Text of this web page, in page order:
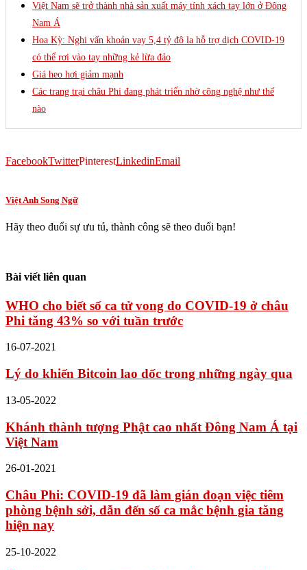
Việt Nam sẽ trở thành nhà sản xuất máy tính xách tay lớn ở Đông
Nam Á
Hoa Kỳ: Nghi vấn khoản vay 5,4 tỷ đô la hỗ trợ dịch COVID-19
có thể rơi vào tay những kẻ lừa đảo
Giá heo hơi giảm mạnh
Các trang trại châu Phi đang phát triển nhờ công nghệ như thế
nào
FacebookTwitterPinterestLinkedinEmail
Việt Anh Song Ngữ
Hãy theo đuổi sự ưu tú, thành công sẽ theo đuổi bạn!
Bài viết liên quan
WHO cho biết số ca tử vong do COVID-19 ở châu
Phi tăng 43% so với tuần trước
16-07-2021
Lý do khiến Bitcoin lao dốc trong những ngày qua
13-05-2022
Khánh thành tượng Phật cao nhất Đông Nam Á tại
Việt Nam
26-01-2021
Châu Phi: COVID-19 đã làm gián đoạn việc tiêm
phòng bệnh sởi, dẫn đến số ca mắc bệnh gia tăng
hiện nay
25-10-2022